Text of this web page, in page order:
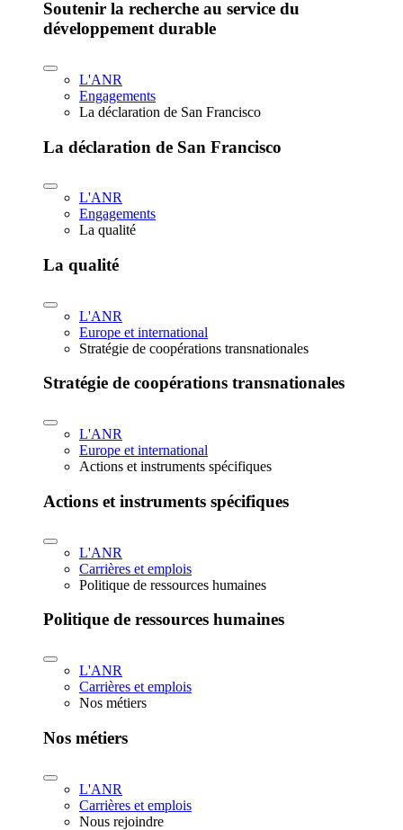
Soutenir la recherche au service du
développement durable
L'ANR
Engagements
La déclaration de San Francisco
La déclaration de San Francisco
L'ANR
Engagements
La qualité
La qualité
L'ANR
Europe et international
Stratégie de coopérations transnationales
Stratégie de coopérations transnationales
L'ANR
Europe et international
Actions et instruments spécifiques
Actions et instruments spécifiques
L'ANR
Carrières et emplois
Politique de ressources humaines
Politique de ressources humaines
L'ANR
Carrières et emplois
Nos métiers
Nos métiers
L'ANR
Carrières et emplois
Nous rejoindre